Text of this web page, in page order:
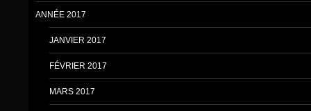
ANNÉE 2017
JANVIER 2017
FÉVRIER 2017
MARS 2017